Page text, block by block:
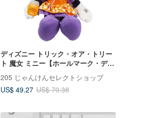
ディズニー トリック・オア・トリー
ト 魔女 ミニー【ホールマーク・ディ
ズニー・ハロウィーンシリーズ】
205 じゃんけんセレクトショップ
US$ 49.27 US$ 70.38